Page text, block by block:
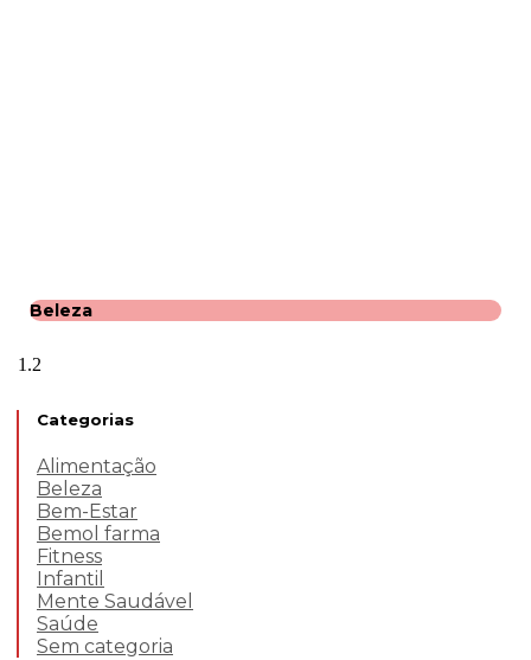
Beleza
Categorias
Alimentação
Beleza
Bem-Estar
Bemol farma
Fitness
Infantil
Mente Saudável
Saúde
Sem categoria